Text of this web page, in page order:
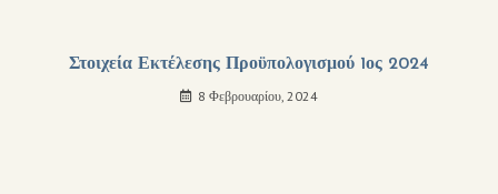
Στοιχεία Εκτέλεσης Προϋπολογισμού 1ος 2024
8 Φεβρουαρίου, 2024